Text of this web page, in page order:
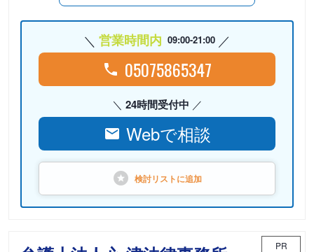
営業時間内 09:00-21:00
05075865347
24時間受付中
Webで相談
検討リストに追加
PR